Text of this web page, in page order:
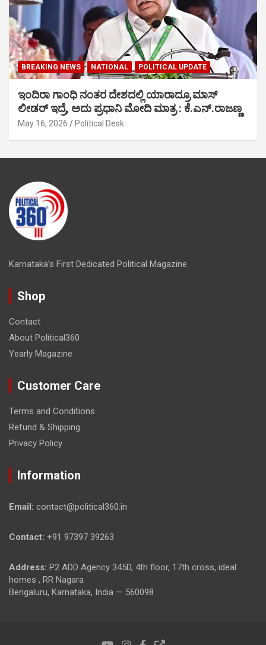
BREAKING NEWS NATIONAL POLITICAL UPDATE
ಇಂದಿರಾ ಗಾಂಧಿ ನಂತರ ದೇಶದಲ್ಲಿ ಯಾರಾದ್ರೂ ಮಾಸ್
ಲೀಡರ್ ಇದ್ರೆ, ಅದು ಪ್ರಧಾನಿ ಮೋದಿ ಮಾತ್ರ : ಕೆ.ಎನ್.ರಾಜಣ್ಣ
May 16, 2026 Political Desk
Karnataka’s First Dedicated Political Magazine
Shop
Contact
About Political360
Yearly Magazine
Customer Care
Terms and Conditions
Refund & Shipping
Privacy Policy
Information
Email: contact@political360.in
Contact: +91 97397 39263
Address: P2 ADD Agency 345D, 4th floor, 17th cross, ideal
homes , RR Nagara
Bengaluru, Karnataka, India — 560098